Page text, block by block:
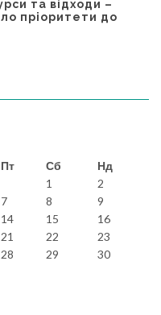
та відходи –
пріоритети до
Пт Сб
Нд
1
2
7 8
9
14 15
16
21 22
23
28 29
30